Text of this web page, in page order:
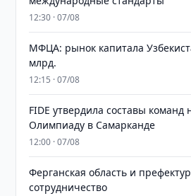
12:30 · 07/08
МФЦА: рынок капитала
млрд.
12:15 · 07/08
FIDE утвердила составы
Олимпиаду в Самарканде
12:00 · 07/08
Ферганская область и
сотрудничество